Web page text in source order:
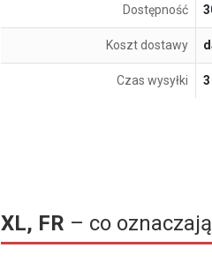
Dostępność
Koszt dostawy
Czas wysyłki
XL, FR – co